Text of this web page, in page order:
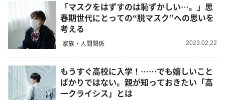
「マスクをはずすのは恥ずかしい…。」思
春期世代にとっての“脱マスク”への思いを
考える
家族・人間関係 2023.02.22
もうすぐ高校に入学！……でも嬉しいこと
ばかりではない。親が知っておきたい「高
一クライシス」とは